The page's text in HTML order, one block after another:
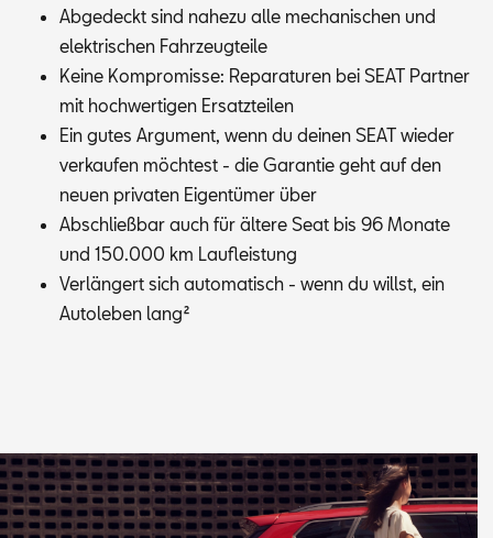
Ab­ge­deckt sind na­he­zu alle me­cha­ni­schen und
elek­tri­schen Fahr­zeug­tei­le
Kei­ne Kom­pro­mis­se: Re­pa­ra­tu­ren bei SEAT Part­ner
mit hoch­wer­ti­gen Er­satz­tei­len
Ein gu­tes Ar­gu­ment, wenn du dei­nen SEAT wie­der
ver­kau­fen möch­test - die Ga­ran­tie geht auf den
neu­en pri­va­ten Ei­gen­tü­mer über
Ab­schließ­bar auch für äl­te­re Seat bis 96 Mo­na­te
und 150.000 km Lauf­leis­tung
Ver­län­gert sich au­to­ma­tisch - wenn du willst, ein
Au­to­le­ben lang²